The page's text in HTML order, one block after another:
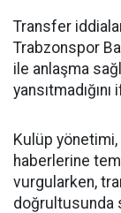
Transfer
Trabzonspor
ile anlaşma
Kulüp yönetimi,
haberlerine
vurgularken,
doğrultusunda